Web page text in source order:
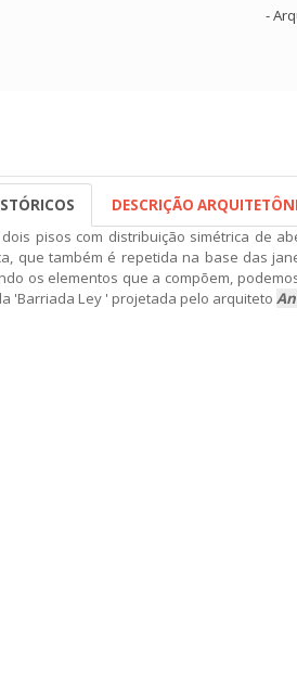
-
DESCRIÇÃO
pisos com distribuição simétrica de
que também é repetida na base das
os elementos que a compõem,
'Barriada Ley ' projetada pelo arquiteto